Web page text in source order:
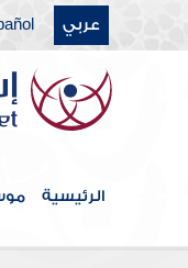
عربي
الرئيسية
الطبقة
الطبقة
الطبقة
الطبقة
الطبقة